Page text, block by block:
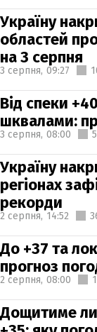
Україну
областей
на 3 серпня
3 серпня, 09:27
Від спеки
шквалами:
3 серпня, 08:00
Україну
регіонах
рекорди
2 серпня, 14:52
До +37 та
прогноз
2 серпня, 08:00
Дощитиме